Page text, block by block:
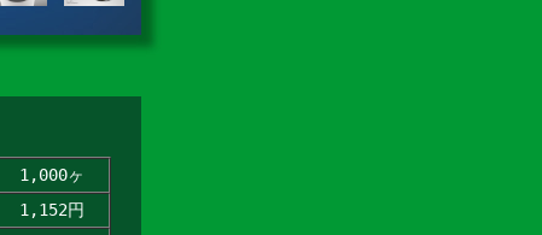
1,000ヶ
1,152円